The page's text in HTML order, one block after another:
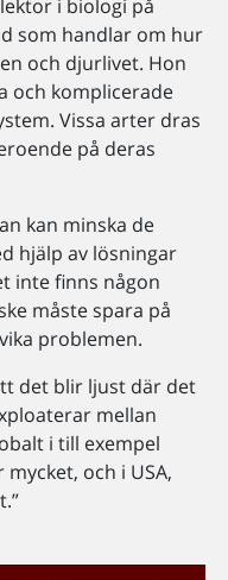
i biologi på
som handlar om hur
och djurlivet. Hon
och komplicerade
Vissa arter dras
på deras
kan minska de
hjälp av lösningar
inte finns någon
måste spara på
problemen.
det blir ljust där det
mellan
i till exempel
och i USA,